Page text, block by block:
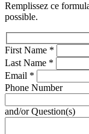
Remplissez ce
possible.
First Name *
Last Name *
Email *
Phone Number
and/or Question(s)